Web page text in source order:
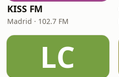
KISS FM
Madrid · 102.7 FM
LC